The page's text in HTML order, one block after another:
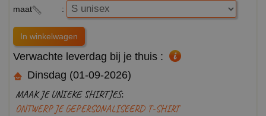
maat :
Verwachte leverdag bij je thuis :
Dinsdag (01-09-2026)
MAAK JE UNIEKE SHIRTJES:
ONTWERP JE GEPERSONALISEERD T-SHIRT